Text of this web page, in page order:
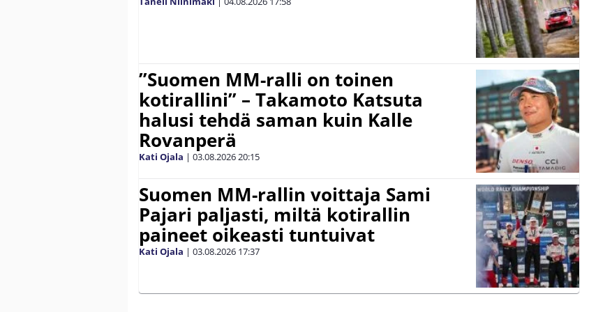
”Suomen MM-ralli on toinen
kotirallini” – Takamoto Katsuta
halusi tehdä saman kuin Kalle
Rovanperä
Kati Ojala | 03.08.202620:15
Suomen MM-rallin voittaja Sami
Pajari paljasti, miltä kotirallin
paineet oikeasti tuntuivat
Kati Ojala | 03.08.2026 17:37